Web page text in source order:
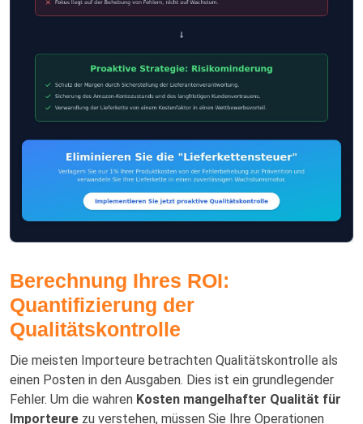
Berechnung Ihres ROI:
Quantifizierung der
Qualitätskontrolle
Die meisten Importeure betrachten Qualitätskontrolle als
einen Posten in den Ausgaben. Dies ist ein grundlegender
Fehler. Um die wahren Kosten mangelhafter Qualität für
Importeure zu verstehen, müssen Sie Ihre Operationen